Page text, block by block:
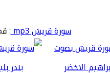
سورة قريش mp3
: